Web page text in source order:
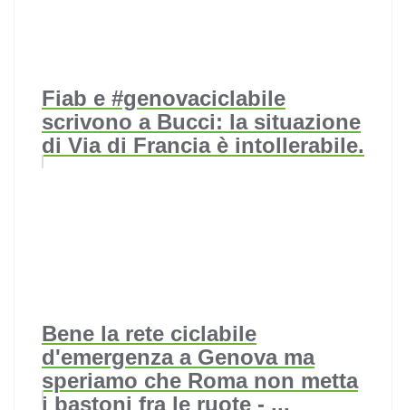
Fiab e #genovaciclabile
scrivono a Bucci: la situazione
di Via di Francia è intollerabile.
Bene la rete ciclabile
d'emergenza a Genova ma
speriamo che Roma non metta
i bastoni fra le ruote - ...